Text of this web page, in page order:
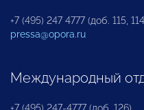
+7 (495) 247 4777 (доб. 115,
pressa@opora.ru
Международный